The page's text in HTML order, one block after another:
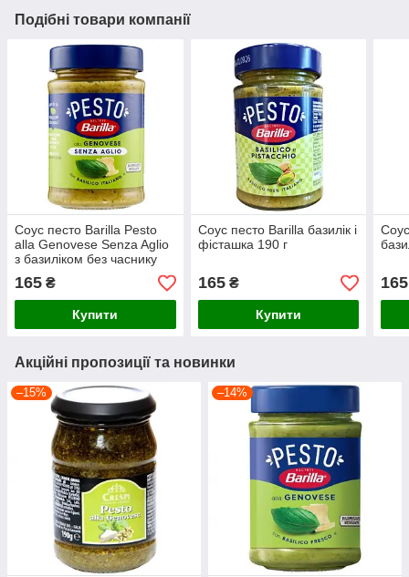
Подібні товари компанії
Соус песто Barilla Pesto
alla Genovese Senza Aglio
з базиліком без часнику
190 г
165 ₴
Купити
Соус песто Barilla базилік і
фісташка 190 г
165₴
Купити
165
Акційні пропозиції та новинки
–15% –14%